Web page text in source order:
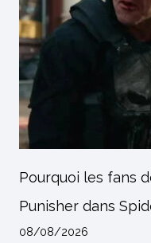
Pourquoi les fans
Punisher dans
08/08/2026